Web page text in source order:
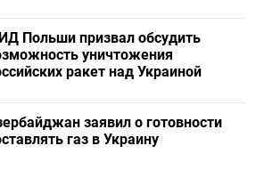
Польши призвал обсудить
уничтожения
ракет над Украиной
заявил о готовности
газ в Украину